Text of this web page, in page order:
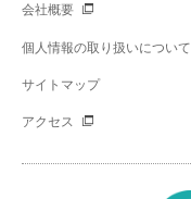
会社概要
個人情報の取り扱いについて
サイトマップ
アクセス